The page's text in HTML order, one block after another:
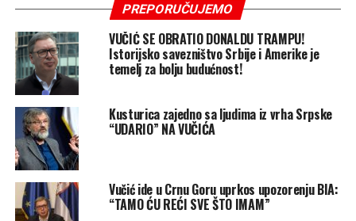
PREPORUČUJEMO
VUČIĆ SE OBRATIO DONALDU TRAMPU!
Istorijsko savezništvo Srbije i Amerike je
temelj za bolju budućnost!
Kusturica zajedno sa ljudima iz vrha Srpske
“UDARIO” NA VUČIĆA
Vučić ide u Crnu Goru uprkos upozorenju BIA:
“TAMO ĆU REĆI SVE ŠTO IMAM”